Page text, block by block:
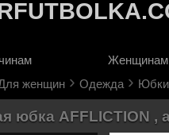
Женщинам
женщин › Одежда › Юбки
юбка AFFLICTION ,